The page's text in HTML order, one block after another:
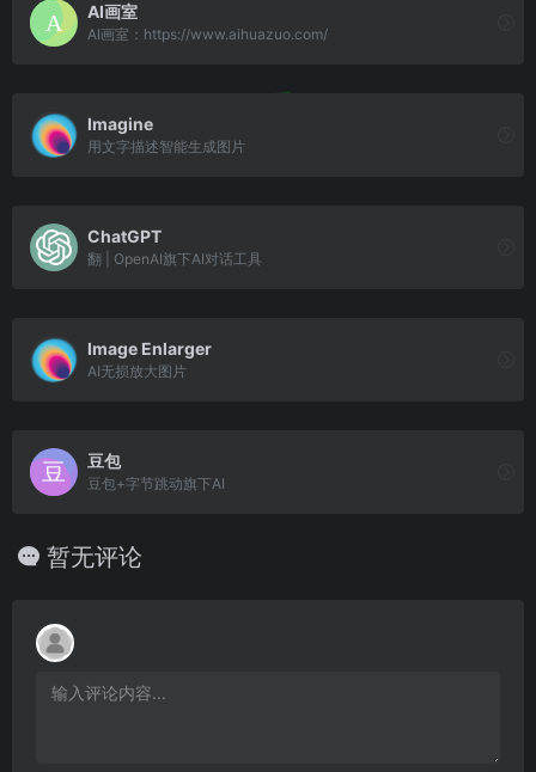
AI画室
AI画室：https://www.aihuazuo.com/
Imagine
用文字描述智能生成图片
ChatGPT
翻 | OpenAI旗下AI对话工具
Image Enlarger
AI无损放大图片
豆包
豆包+字节跳动旗下AI
暂无评论